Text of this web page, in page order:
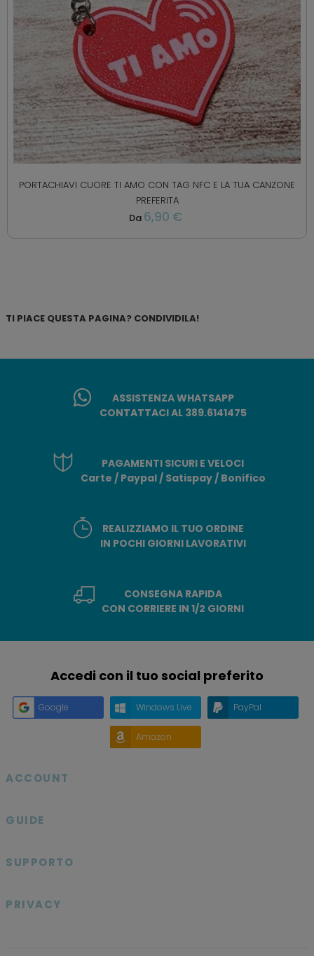
PORTACHIAVI CUORE TI AMO CON TAG NFC E LA TUA CANZONE
PREFERITA
Da 6,90 €
TI PIACE QUESTA PAGINA? CONDIVIDILA!
ASSISTENZA WHATSAPP
CONTATTACI AL 389.6141475
PAGAMENTI SICURI E VELOCI
Carte / Paypal / Satispay / Bonifico
REALIZZIAMO IL TUO ORDINE
IN POCHI GIORNI LAVORATIVI
CONSEGNA RAPIDA
CON CORRIERE IN 1/2 GIORNI
Accedi con il tuo social preferito
Google Windows Live PayPal
Amazon
ACCOUNT
GUIDE
SUPPORTO
PRIVACY